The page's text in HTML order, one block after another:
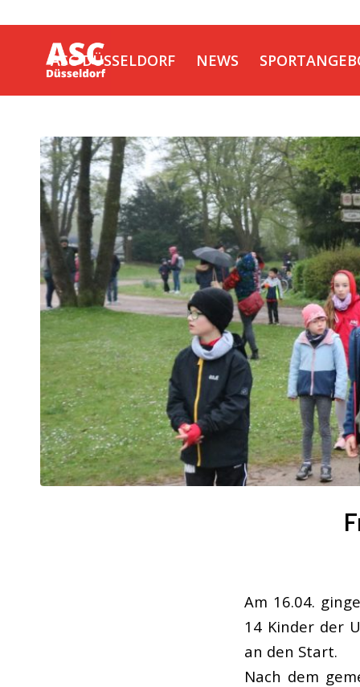
ASC DÜSSELDORF NEWS
Am 16.04.
14 Kinder der
an den Start.
Nach dem